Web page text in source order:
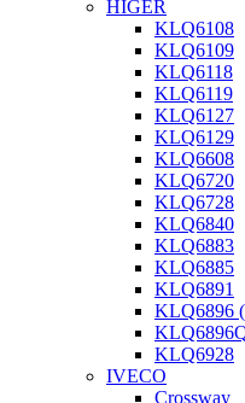
HIGER
KLQ6108
KLQ6109
KLQ6118
KLQ6119
KLQ6127
KLQ6129
KLQ6608
KLQ6720
KLQ6728
KLQ6840
KLQ6883
KLQ6885
KLQ6891
KLQ6896
KLQ6928
IVECO
Crossway